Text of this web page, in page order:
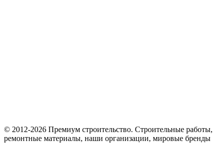
© 2012-2026 Премиум cтроительство. Cтроительные работы,
ремонтные материалы, наши организации, мировые бренды